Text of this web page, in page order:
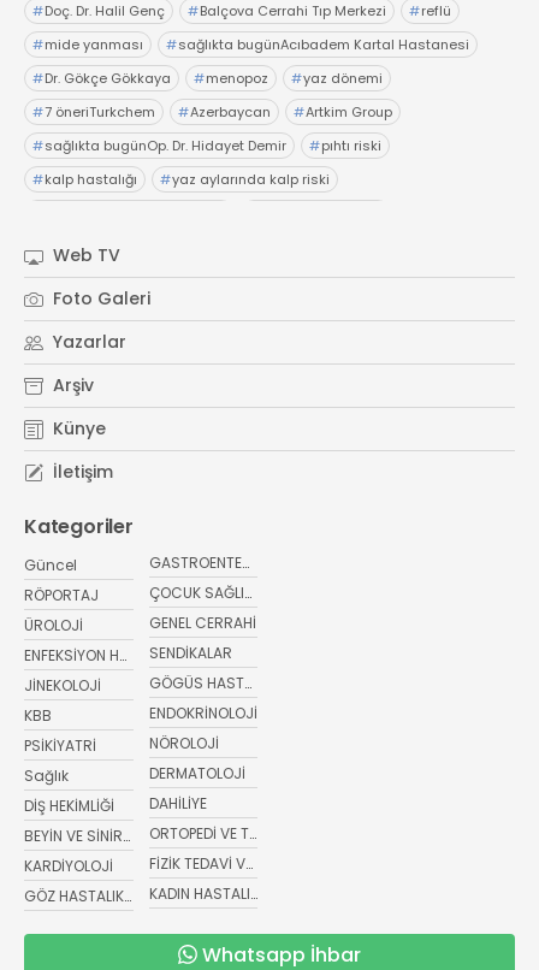
#Doç. Dr. Halil Genç #Balçova Cerrahi Tıp Merkezi #reflü
#mide yanması #sağlıkta bugünAcıbadem Kartal Hastanesi
#Dr. Gökçe Gökkaya #menopoz #yaz dönemi
#7 öneriTurkchem #Azerbaycan #Artkim Group
#sağlıkta bugünOp. Dr. Hidayet Demir #pıhtı riski
#kalp hastalığı #yaz aylarında kalp riski
# sağlıkta bugün
Web TV
Foto Galeri
Yazarlar
Arşiv
Künye
İletişim
Kategoriler
Güncel
RÖPORTAJ
ÜROLOJİ
ENFEKSİYON HASTALIKLARI
JİNEKOLOJİ
KBB
PSİKİYATRİ
Sağlık
DİŞ HEKİMLİĞİ
BEYİN VE SİNİR CERRAHİSİ
KARDİYOLOJİ
GÖZ HASTALIKLARI
GASTROENTEROLOJİ
ÇOCUK SAĞLIĞI VE HASTALIKLARI
GENEL CERRAHİ
SENDİKALAR
GÖGÜS HASTALIKLARI
ENDOKRİNOLOJİ
NÖROLOJİ
DERMATOLOJİ
DAHİLİYE
ORTOPEDİ VE TRAVMATOLOJİ
FİZİK TEDAVİ VE REHABİLİTASYON
KADIN HASTALIKLARI VE DOĞUM
Whatsapp İhbar
ÇOCUK SAĞLIĞI VE HASTALIKLARI
GENEL CERRAHİ
SENDİKALAR
GÖGÜS HASTALIKLARI
DERMATOLOJİ
DAHİLİYE
FİZİK TEDAVİ VE REHABİLİTASYON
KADIN HASTALIKLARI VE DOĞUM